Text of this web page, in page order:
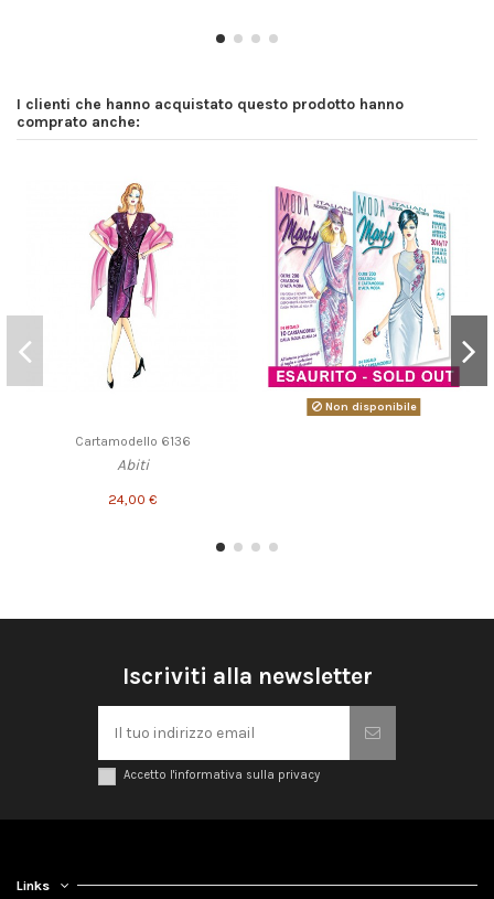
I clienti che hanno acquistato questo prodotto hanno
comprato anche:
Cartamodello 6136
Abiti
24,00 €
Non disponibile
Iscriviti alla newsletter
Accetto l'informativa sulla privacy
Links